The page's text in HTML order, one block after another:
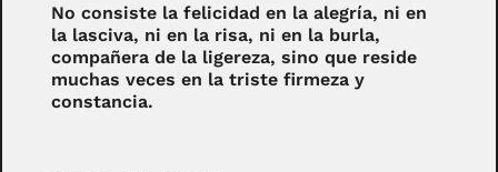
No consiste la felicidad en la alegría, ni en
la lasciva, ni en la risa, ni en la burla,
compañera de la ligereza, sino que reside
muchas veces en la triste firmeza y
constancia.